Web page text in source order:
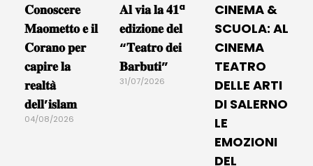
𝐂𝐨𝐧𝐨𝐬𝐜𝐞𝐫𝐞
𝐌𝐚𝐨𝐦𝐞𝐭𝐭𝐨 𝐞 𝐢𝐥
𝐂𝐨𝐫𝐚𝐧𝐨 𝐩𝐞𝐫
𝐜𝐚𝐩𝐢𝐫𝐞 𝐥𝐚
𝐫𝐞𝐚𝐥𝐭𝐚̀
𝐝𝐞𝐥𝐥’𝐢𝐬𝐥𝐚𝐦
04/08/2026
𝐀𝐥 𝐯𝐢𝐚 𝐥𝐚 𝟒𝟏ª
𝐞𝐝𝐢𝐳𝐢𝐨𝐧𝐞 𝐝𝐞𝐥
“𝐓𝐞𝐚𝐭𝐫𝐨 𝐝𝐞𝐢
𝐁𝐚𝐫𝐛𝐮𝐭𝐢”
31/07/2026
CINEMA &
SCUOLA: AL
CINEMA
TEATRO
DELLE ARTI
DI SALERNO
LE
EMOZIONI
DEL